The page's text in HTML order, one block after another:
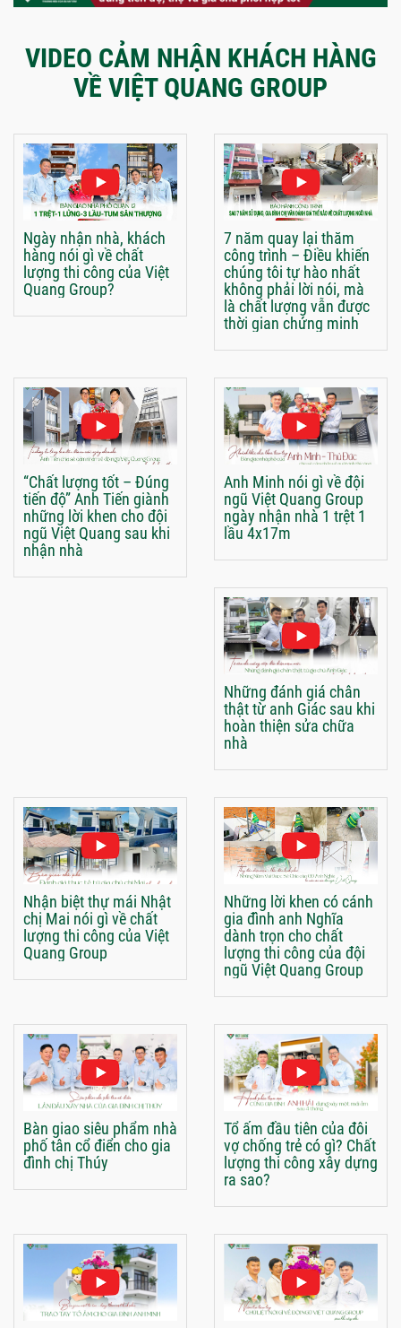
VIDEO CẢM NHẬN KHÁCH HÀNG
VỀ VIỆT QUANG GROUP
Ngày nhận nhà, khách
hàng nói gì về chất
lượng thi công của Việt
Quang Group?
7 năm quay lại thăm
công trình – Điều khiến
chúng tôi tự hào nhất
không phải lời nói, mà
là chất lượng vẫn được
thời gian chứng minh
“Chất lượng tốt – Đúng
tiến độ” Anh Tiến giành
những lời khen cho đội
ngũ Việt Quang sau khi
nhận nhà
Anh Minh nói gì về đội
ngũ Việt Quang Group
ngày nhận nhà 1 trệt 1
lầu 4x17m
Những đánh giá chân
thật từ anh Giác sau khi
hoàn thiện sửa chữa
nhà
Nhận biệt thự mái Nhật
chị Mai nói gì về chất
lượng thi công của Việt
Quang Group
Những lời khen có cánh
gia đình anh Nghĩa
dành trọn cho chất
lượng thi công của đội
ngũ Việt Quang Group
Bàn giao siêu phẩm nhà
phố tân cổ điển cho gia
đình chị Thúy
Tổ ấm đầu tiên của đôi
vợ chống trẻ có gì? Chất
lượng thi công xây dựng
ra sao?